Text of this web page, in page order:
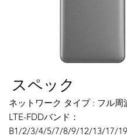
​スペック
ネットワーク タイプ : フル周
LTE-FDDバンド：
B1/2/3/4/5/7/8/9/12/13/17/